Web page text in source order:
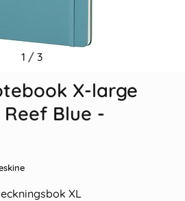
349 kr/st
1 / 3
X-large
Blue -
XL